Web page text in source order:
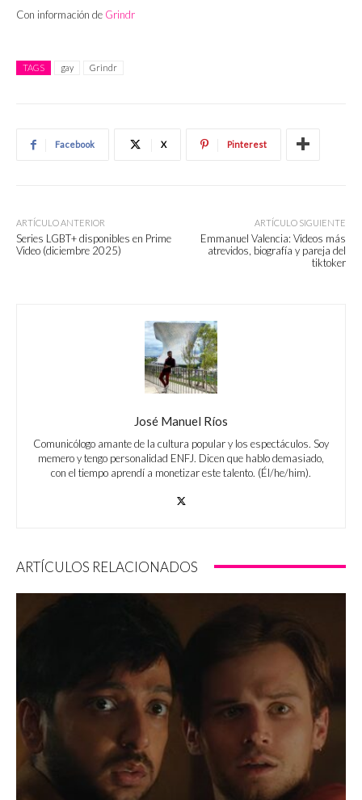
Con información de Grindr
TAGS gay Grindr
Facebook X Pinterest
ARTÍCULO ANTERIOR
Series LGBT+ disponibles en Prime
Video (diciembre 2025)
ARTÍCULO SIGUIENTE
Emmanuel Valencia: Videos más
atrevidos, biografía y pareja del
tiktoker
José Manuel Ríos
Comunicólogo amante de la cultura popular y los espectáculos. Soy
memero y tengo personalidad ENFJ. Dicen que hablo demasiado,
con el tiempo aprendí a monetizar este talento. (Él/he/him).
ARTÍCULOS RELACIONADOS